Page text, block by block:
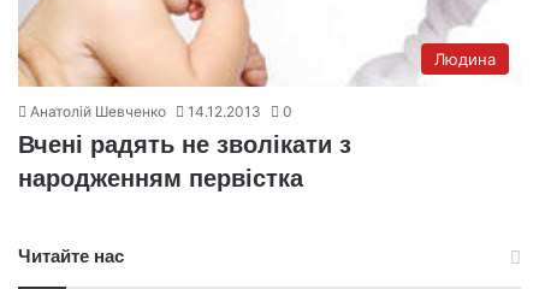
Людина
Анатолій Шевченко 14.12.2013 0
Вчені радять не зволікати з
народженням первістка
Читайте нас